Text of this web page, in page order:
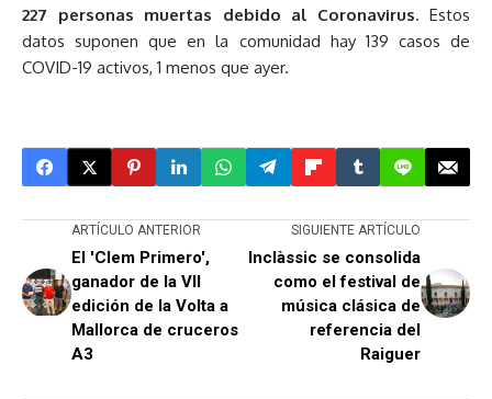
227 personas muertas debido al Coronavirus. Estos
datos suponen que en la comunidad hay 139 casos de
COVID-19 activos, 1 menos que ayer.
ARTÍCULO ANTERIOR
El 'Clem Primero',
ganador de la VII
edición de la Volta a
Mallorca de cruceros
A3
SIGUIENTE ARTÍCULO
Inclàssic se consolida
como el festival de
música clásica de
referencia del
Raiguer